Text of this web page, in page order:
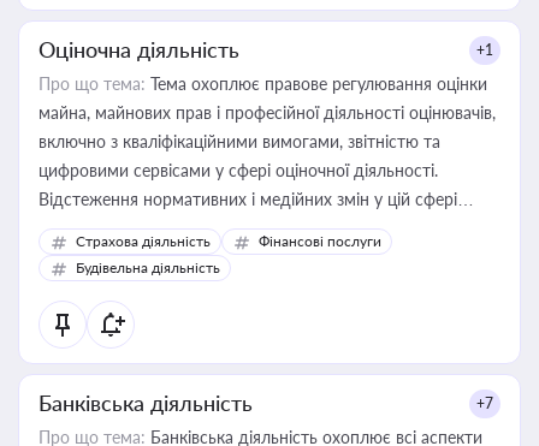
Оціночна діяльність +1
Про що тема: Тема охоплює правове регулювання оцінки
майна, майнових прав і професійної діяльності оцінювачів,
включно з кваліфікаційними вимогами, звітністю та
цифровими сервісами у сфері оціночної діяльності.
Відстеження нормативних і медійних змін у цій сфері
корисне для власника бізнесу, керівника, юриста або
бухгалтера під час оподаткування, приватизації, оренди
державного майна, корпоративних угод і перевірки
статусу суб'єктів оціночної діяльності
Страхова діяльність
Фінансові послуги
Будівельна діяльність
Банківська діяльність +7
Про що тема: Банківська діяльність охоплює всі аспекти